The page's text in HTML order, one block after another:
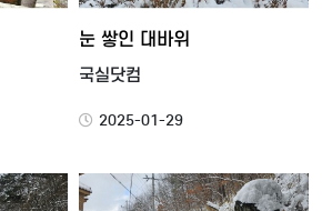
눈 쌓인 대바위
국실닷컴
2025-01-29